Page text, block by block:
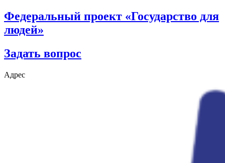
Федеральный проект «Государство для
людей»
Задать вопрос
Адрес